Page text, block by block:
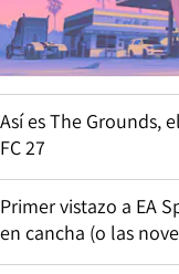
Así es The Grounds,
FC 27
Primer vistazo a EA
en cancha (o las